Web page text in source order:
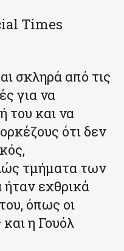
Times
σκληρά από τις
για να
του και να
ότι δεν
τμήματα των
εχθρικά
όπως οι
η Γουόλ